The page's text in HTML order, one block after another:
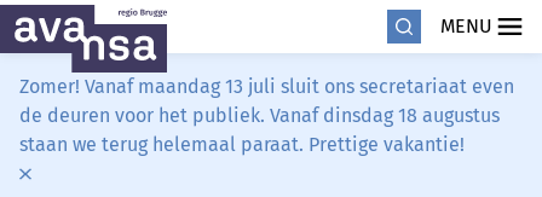
MENU
Zomer! Vanaf maandag 13 juli sluit ons secretariaat even
de deuren voor het publiek. Vanaf dinsdag 18 augustus
staan we terug helemaal paraat. Prettige vakantie!